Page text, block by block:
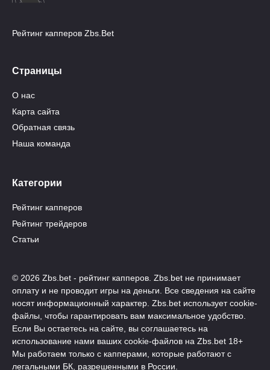
Рейтинг капперов Zbs.Bet
Страницы
О нас
Карта сайта
Обратная связь
Наша команда
Категории
Рейтинг капперов
Рейтинг трейдеров
Статьи
© 2026 Zbs.bet - рейтинг капперов. Zbs.bet не принимает
оплату и не проводит игры на деньги. Все сведения на сайте
носят информационный характер. Zbs.bet использует cookie-
файлы, чтобы гарантировать вам максимальное удобство.
Если Вы остаетесь на сайте, вы соглашаетесь на
использование нами ваших cookie-файлов на Zbs.bet 18+
Мы работаем только с капперами, которые работают с
легальными БК, разрешенными в России.